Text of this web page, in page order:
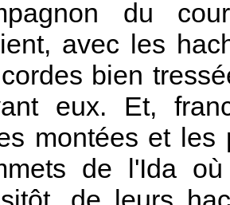
du
avec les
bien
eux. Et,
montées et les
de l'Ida